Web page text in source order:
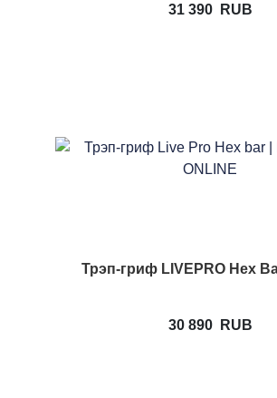
31 390 RUB
Трэп-гриф LIVEPRO Hex
30 890 RUB